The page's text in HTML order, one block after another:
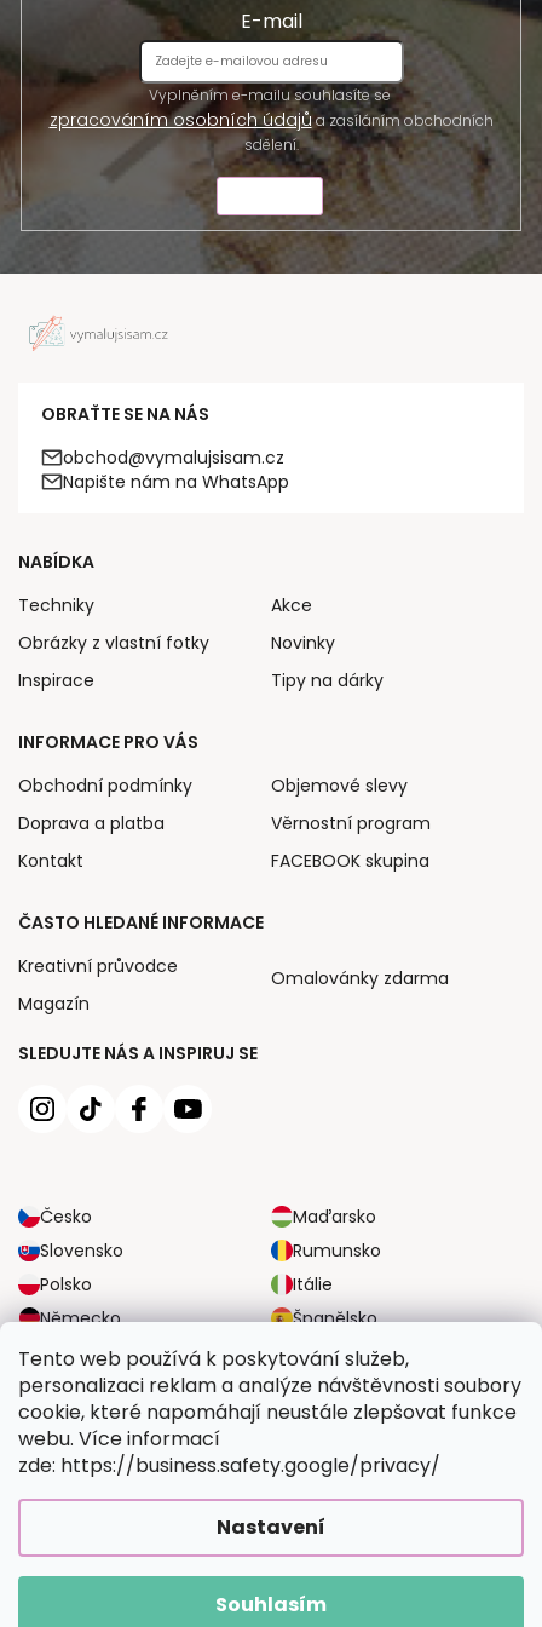
Tento web používá k poskytování služeb,
personalizaci reklam a analýze návštěvnosti soubory
cookie, které napomáhají neustále zlepšovat funkce
webu. Více informací
zde: https://business.safety.google/privacy/
Nastavení
Souhlasím
E-mail
Vyplněním e-mailu souhlasíte se
zpracováním osobních údajůa zasíláním obchodních
sdělení.
OBRAŤTE SE NA NÁS
obchod@vymalujsisam.cz
Napište nám na WhatsApp
SLEDUJTE NÁS A INSPIRUJ SE
Česko
Maďarsko
Slovensko
Rumunsko
Polsko
Itálie
Německo
Španělsko
Velká Británie
Rakousko
NABÍDKA
Techniky
Obrázky z vlastní fotky
Inspirace
Akce
Novinky
Tipy na dárky
INFORMACE PRO VÁS
Obchodní podmínky
Doprava a platba
Kontakt
Objemové slevy
Věrnostní program
FACEBOOK skupina
ČASTO HLEDANÉ INFORMACE
Kreativní průvodce
Magazín
Omalovánky zdarma
SPOLEHLIVÉ MOŽNOSTI DOPRAVY
BEZPEČNÉ MOŽNOSTI PLATBY
Vymalujsisam.cz. Všechna práva vyhrazena.